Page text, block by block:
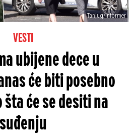
Tanjug/informer
VESTI
ubijene dece u
će biti posebno
šta će se desiti na
suđenju